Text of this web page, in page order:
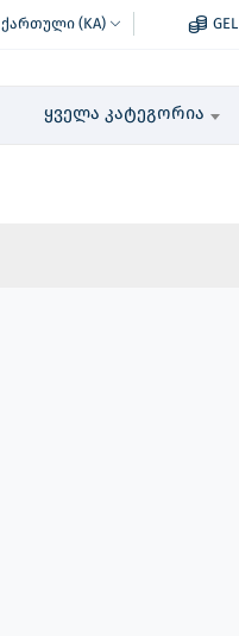
ქართული (KA) GEL
ყველა კატეგორია